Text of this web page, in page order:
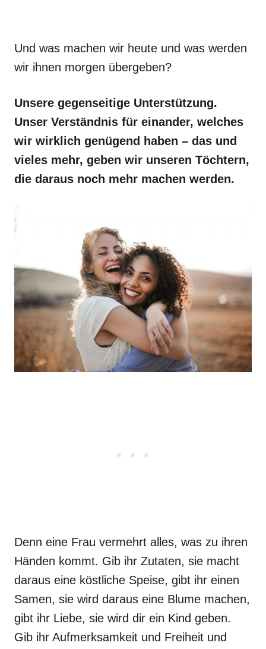
Und was machen wir heute und was werden
wir ihnen morgen übergeben?
Unsere gegenseitige Unterstützung.
Unser Verständnis für einander, welches
wir wirklich genügend haben – das und
vieles mehr, geben wir unseren Töchtern,
die daraus noch mehr machen werden.
Denn eine Frau vermehrt alles, was zu ihren
Händen kommt. Gib ihr Zutaten, sie macht
daraus eine köstliche Speise, gibt ihr einen
Samen, sie wird daraus eine Blume machen,
gibt ihr Liebe, sie wird dir ein Kind geben.
Gib ihr Aufmerksamkeit und Freiheit und